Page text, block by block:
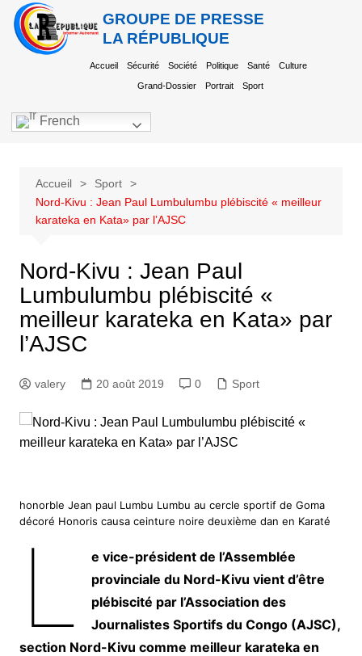
GROUPE DE PRESSE
LA RÉPUBLIQUE
Accueil Sécurité Société Politique Santé Culture
Grand-Dossier Portrait Sport
French
Accueil
Sport
Nord-Kivu : Jean Paul Lumbulumbu plébiscité « meilleur
karateka en Kata» par l’AJSC
Nord-Kivu : Jean Paul
Lumbulumbu plébiscité «
meilleur karateka en Kata» par
l’AJSC
valery 20 août 2019 0 Sport
honorble Jean paul Lumbu Lumbu au cercle sportif de Goma
décoré Honoris causa ceinture noire deuxième dan en Karaté
L
e vice-président de l’Assemblée
provinciale du Nord-Kivu vient d’être
plébiscité par l’Association des
Journalistes Sportifs du Congo (AJSC),
section Nord-Kivu comme meilleur karateka en